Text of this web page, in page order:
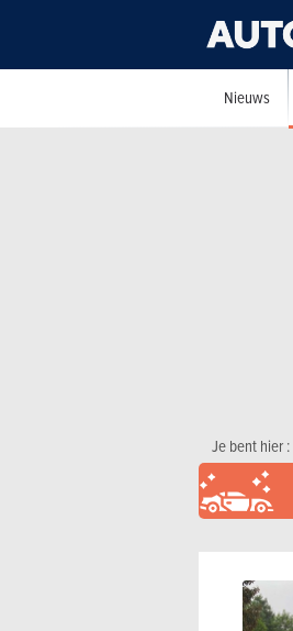
Nieuws
Je bent hier :